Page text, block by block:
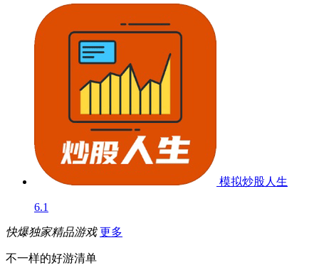
模拟炒股人生
6.1
快爆独家精品游戏 更多
不一样的好游清单